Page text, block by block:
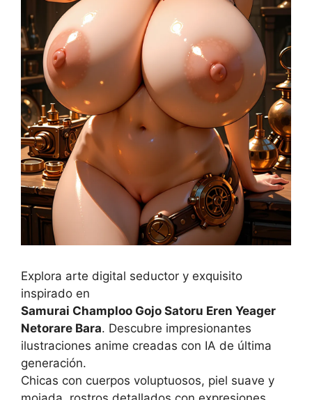
Explora arte digital seductor y exquisito
inspirado en
Samurai Champloo Gojo Satoru Eren Yeager
Netorare Bara. Descubre impresionantes
ilustraciones anime creadas con IA de última
generación.
Chicas con cuerpos voluptuosos, piel suave y